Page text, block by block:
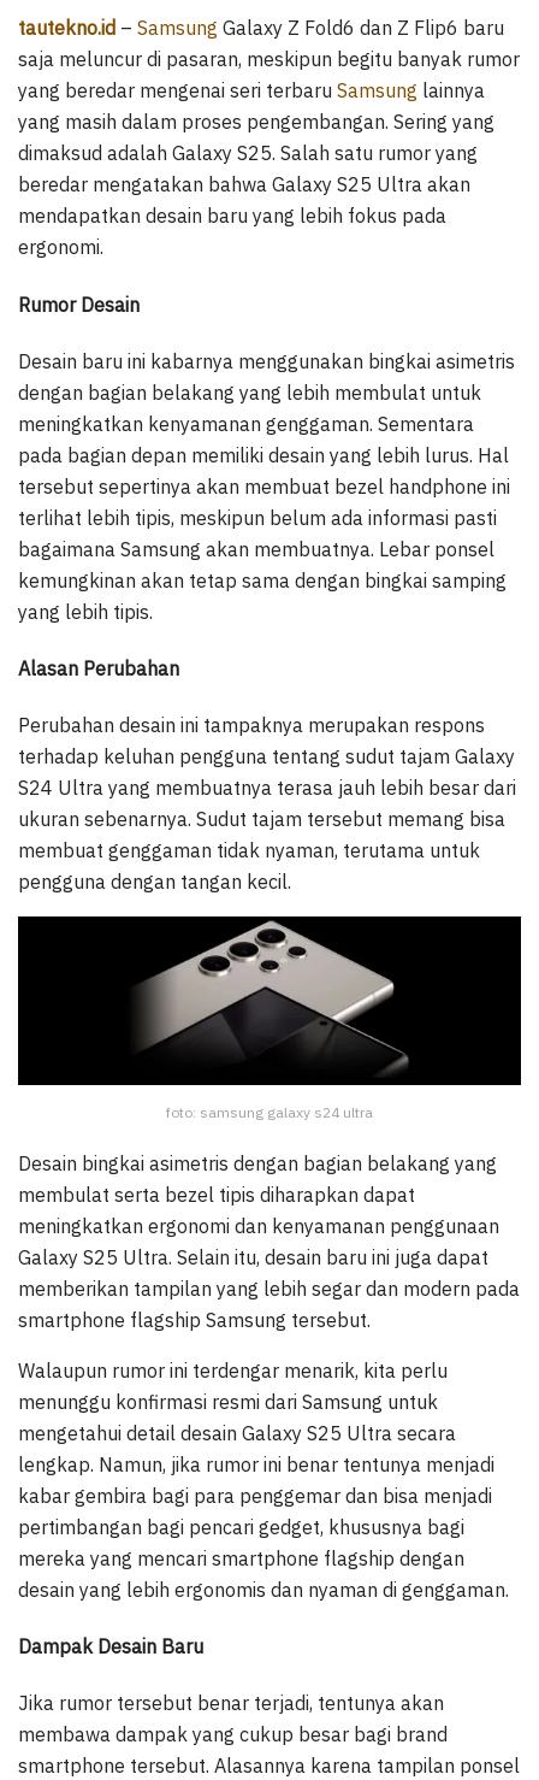
tautekno.id – Samsung Galaxy Z Fold6 dan Z Flip6 baru
saja meluncur di pasaran, meskipun begitu banyak rumor
yang beredar mengenai seri terbaru Samsung lainnya
yang masih dalam proses pengembangan. Sering yang
dimaksud adalah Galaxy S25. Salah satu rumor yang
beredar mengatakan bahwa Galaxy S25 Ultra akan
mendapatkan desain baru yang lebih fokus pada
ergonomi.
Rumor Desain
Desain baru ini kabarnya menggunakan bingkai asimetris
dengan bagian belakang yang lebih membulat untuk
meningkatkan kenyamanan genggaman. Sementara
pada bagian depan memiliki desain yang lebih lurus. Hal
tersebut sepertinya akan membuat bezel handphone ini
terlihat lebih tipis, meskipun belum ada informasi pasti
bagaimana Samsung akan membuatnya. Lebar ponsel
kemungkinan akan tetap sama dengan bingkai samping
yang lebih tipis.
Alasan Perubahan
Perubahan desain ini tampaknya merupakan respons
terhadap keluhan pengguna tentang sudut tajam Galaxy
S24 Ultra yang membuatnya terasa jauh lebih besar dari
ukuran sebenarnya. Sudut tajam tersebut memang bisa
membuat genggaman tidak nyaman, terutama untuk
pengguna dengan tangan kecil.
foto: samsung galaxy s24 ultra
Desain bingkai asimetris dengan bagian belakang yang
membulat serta bezel tipis diharapkan dapat
meningkatkan ergonomi dan kenyamanan penggunaan
Galaxy S25 Ultra. Selain itu, desain baru ini juga dapat
memberikan tampilan yang lebih segar dan modern pada
smartphone flagship Samsung tersebut.
Walaupun rumor ini terdengar menarik, kita perlu
menunggu konfirmasi resmi dari Samsung untuk
mengetahui detail desain Galaxy S25 Ultra secara
lengkap. Namun, jika rumor ini benar tentunya menjadi
kabar gembira bagi para penggemar dan bisa menjadi
pertimbangan bagi pencari gedget, khususnya bagi
mereka yang mencari smartphone flagship dengan
desain yang lebih ergonomis dan nyaman di genggaman.
Dampak Desain Baru
Jika rumor tersebut benar terjadi, tentunya akan
membawa dampak yang cukup besar bagi brand
smartphone tersebut. Alasannya karena tampilan ponsel